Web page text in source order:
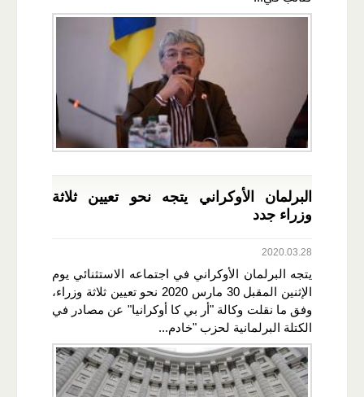
البرلمان الأوكراني يتجه نحو تعيين ثلاثة
وزراء جدد
2020.03.28
يتجه البرلمان الأوكراني في اجتماعه الاستثنائي يوم
الإثنين المقبل 30 مارس 2020 نحو تعيين ثلاثة وزراء،
وفق ما نقلت وكالة "أر بي كا أوكرانيا" عن مصادر في
الكتلة البرلمانية لحزب "خادم...